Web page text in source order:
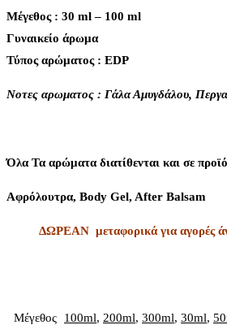
Μέγεθος : 30 ml – 100 ml
Γυναικείο άρωμα
Τύπος αρώματος : ΕDP
Nοτες αρωματος : Γάλα Αμυγδάλου,
Όλα Τα αρώματα διατίθενται και σε
Αφρόλουτρα, Body Gel, After Balsam
ΔΩΡΕΑΝ μεταφορικά για αγορές
Μέγεθος 100ml, 200ml, 300ml, 30ml,